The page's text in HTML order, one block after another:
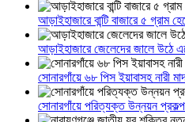
আড়াইহাজারে বান্টি বাজারে ৫ গ্রাম
আড়াইহাজারে জেলেদের জালে উঠে
সোনারগাঁয়ে ৬৮ পিস ইয়াবাসহ নারী
সোনারগাঁয়ে পরিত্যক্ত উন্নয়ন